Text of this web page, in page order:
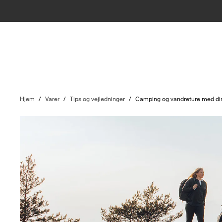
Hjem / Varer / Tips og vejledninger / Camping og vandreture med